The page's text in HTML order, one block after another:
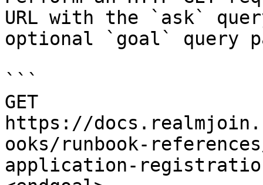
URL with the `ask`
optional `goal` query
```
GET
https://
ooks/runbook-
application-